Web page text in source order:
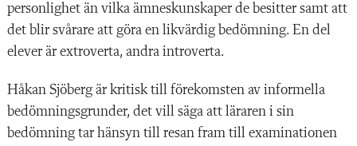
personlighet än vilka ämneskunskaper de besitter samt att
det blir svårare att göra en likvärdig bedömning. En del
elever är extroverta, andra introverta.
Håkan Sjöberg är kritisk till förekomsten av informella
bedömningsgrunder, det vill säga att läraren i sin
bedömning tar hänsyn till resan fram till examinationen